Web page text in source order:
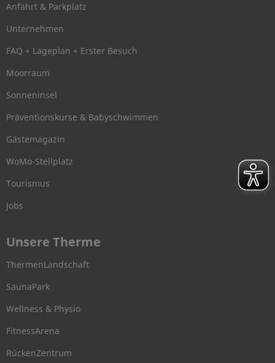
Anfahrt & Parkplatz
Unternehmen
FAQ + Lageplan + Erster Besuch
Moorraum
Sonneninsel
Präventionskurse & Babyschwimmen
Gästemagazin
WoMo-Stellplatz
Tourismus
Jobs
Unsere Therme
ThermenLandschaft
SaunaPark
Wellness & Physio
FitnessArena
RückenZentrum